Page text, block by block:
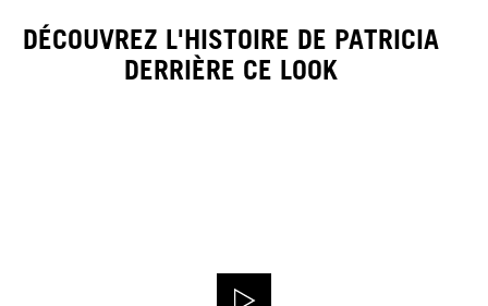
DÉCOUVREZ L'HISTOIRE DE PATRICIA
DERRIÈRE CE LOOK